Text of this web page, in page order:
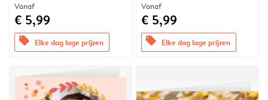
Vanaf
€ 5,99
offers Elke dag lage prijzen
Vanaf
€ 5,99
offers Elke dag lage prijzen